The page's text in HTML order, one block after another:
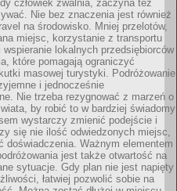
człowiek zwalnia, zaczyna też
Nie bez znaczenia jest również
na środowisko. Mniej przelotów,
miejsc, korzystanie z transportu
wspieranie lokalnych przedsiębiorców
które pomagają ograniczyć
masowej turystyki. Podróżowanie
i jednocześnie
Nie trzeba rezygnować z marzeń o
by robić to w bardziej świadomy
wystarczy zmienić podejście i
się nie ilość odwiedzonych miejsc,
doświadczenia. Ważnym elementem
jest także otwartość na
sytuacje. Gdy plan nie jest napięty
łatwiej pozwolić sobie na